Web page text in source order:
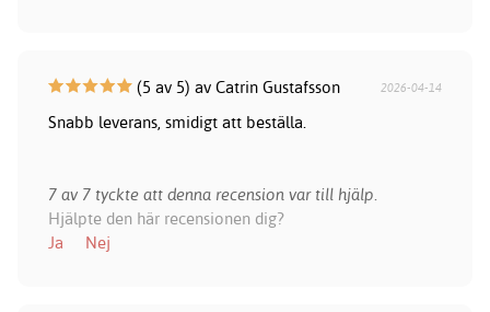
(5 av 5) av Catrin Gustafsson 2026-04-14
Snabb leverans, smidigt att beställa.
7 av 7 tyckte att denna recension var till hjälp.
Hjälpte den här recensionen dig?
Ja
Nej